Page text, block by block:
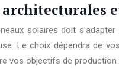
solaires doit
Le choix dépendra de
vos objectifs de